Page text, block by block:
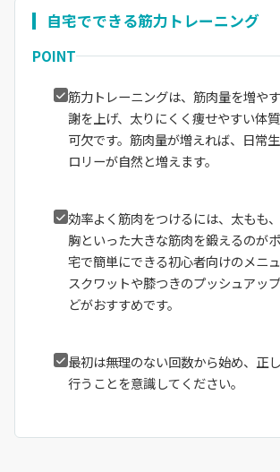
自宅でできる筋力トレーニング
POINT
筋力トレーニングは、筋肉量を増や
謝を上げ、太りにくく痩せやすい体
可欠です。筋肉量が増えれば、日常
ロリーが自然と増えます。
効率よく筋肉をつけるには、太もも、
胸といった大きな筋肉を鍛えるのが
宅で簡単にできる初心者向けのメニュ
スクワットや膝つきのプッシュアッ
どがおすすめです。
最初は無理のない回数から始め、正
行うことを意識してください。